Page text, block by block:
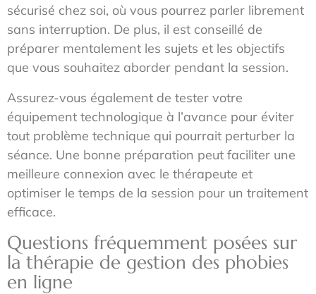
sécurisé chez soi, où vous pourrez parler librement
sans interruption. De plus, il est conseillé de
préparer mentalement les sujets et les objectifs
que vous souhaitez aborder pendant la session.
Assurez-vous également de tester votre
équipement technologique à l’avance pour éviter
tout problème technique qui pourrait perturber la
séance. Une bonne préparation peut faciliter une
meilleure connexion avec le thérapeute et
optimiser le temps de la session pour un traitement
efficace.
Questions fréquemment posées sur
la thérapie de gestion des phobies
en ligne